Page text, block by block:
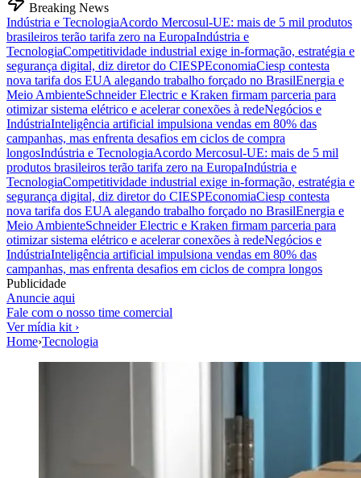
Breaking News
Indústria e TecnologiaAcordo Mercosul-UE: mais de 5 mil produtos
brasileiros terão tarifa zero na EuropaIndústria e
TecnologiaCompetitividade industrial exige in-formação, estratégia e
segurança digital, diz diretor do CIESPEconomiaCiesp contesta
nova tarifa dos EUA alegando trabalho forçado no BrasilEnergia e
Meio AmbienteSchneider Electric e Kraken firmam parceria para
otimizar sistema elétrico e acelerar conexões à redeNegócios e
IndústriaInteligência artificial impulsiona vendas em 80% das
campanhas, mas enfrenta desafios em ciclos de compra
longosIndústria e TecnologiaAcordo Mercosul-UE: mais de 5 mil
produtos brasileiros terão tarifa zero na EuropaIndústria e
TecnologiaCompetitividade industrial exige in-formação, estratégia e
segurança digital, diz diretor do CIESPEconomiaCiesp contesta
nova tarifa dos EUA alegando trabalho forçado no BrasilEnergia e
Meio AmbienteSchneider Electric e Kraken firmam parceria para
otimizar sistema elétrico e acelerar conexões à redeNegócios e
IndústriaInteligência artificial impulsiona vendas em 80% das
campanhas, mas enfrenta desafios em ciclos de compra longos
Publicidade
Anuncie aqui
Fale com o nosso time comercial
Ver mídia kit ›
Home›Tecnologia